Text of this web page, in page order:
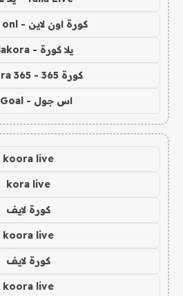
كورة اون لاين - koora onl
يلا كورة - yallakora
كورة 365 - kooora 365
اس جول - AS Goal
koora live
kora live
كورة لايف
koora live
كورة لايف
koora live